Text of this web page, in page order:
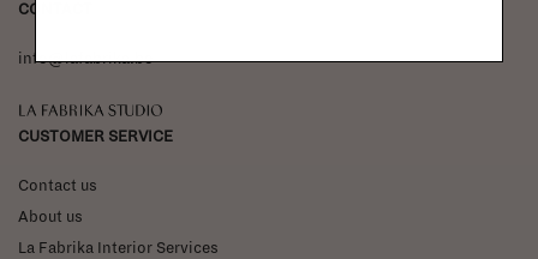
CONTACT
info@lafabrika.be
La Fabrika Studio
CUSTOMER SERVICE
Contact us
About us
La Fabrika Interior Services